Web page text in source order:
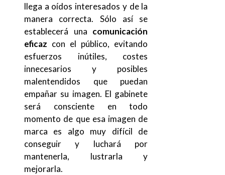
llega a oídos interesados y de la
manera correcta. Sólo así se
establecerá una comunicación
eficaz con el público, evitando
esfuerzos inútiles, costes
innecesarios y posibles
malentendidos que puedan
empañar su imagen. El gabinete
será consciente en todo
momento de que esa imagen de
marca es algo muy difícil de
conseguir y luchará por
mantenerla, lustrarla y
mejorarla.